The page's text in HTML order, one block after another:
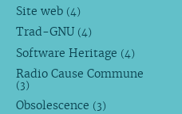
Site web (4)
Trad-GNU (4)
Software Heritage (4)
Radio Cause Commune
(3)
Obsolescence (3)